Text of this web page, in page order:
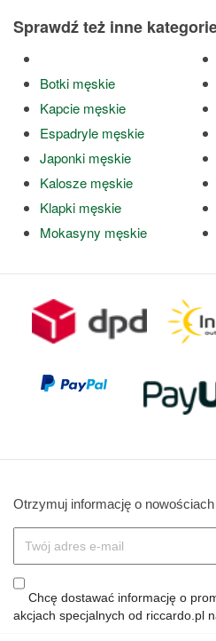
Sprawdź też inne
Botki męskie
Kapcie męskie
Espadryle męskie
Japonki męskie
Kalosze męskie
Klapki męskie
Mokasyny męskie
Otrzymuj informację o
Chcę dostawać informację o
akcjach specjalnych od riccardo.pl